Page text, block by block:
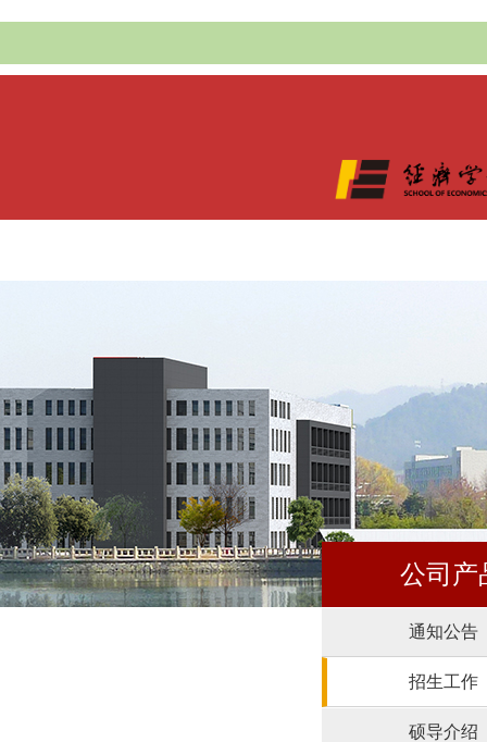
公司产
通知公告
招生工作
硕导介绍